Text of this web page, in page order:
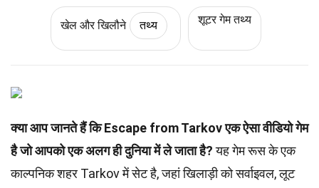
खेल और खिलौने तथ्य शूटर गेम तथ्य
क्या आप जानते हैं कि Escape from Tarkov एक ऐसा वीडियो गेम
है जो आपको एक अलग ही दुनिया में ले जाता है?यह गेम रूस के एक
काल्पनिक शहर Tarkov में सेट है, जहां खिलाड़ी को सर्वाइवल, लूट